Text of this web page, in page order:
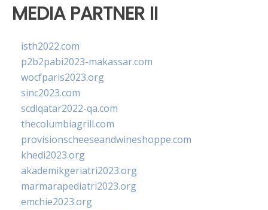
MEDIA PARTNER II
isth2022.com
p2b2pabi2023-makassar.com
wocfparis2023.org
sinc2023.com
scdlqatar2022-qa.com
thecolumbiagrill.com
provisionscheeseandwineshoppe.com
khedi2023.org
akademikgeriatri2023.org
marmarapediatri2023.org
emchie2023.org